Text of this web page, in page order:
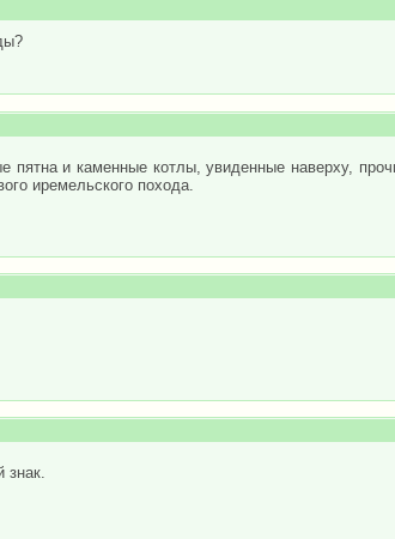
пятна и каменные котлы, увиденные наверху,
иремельского похода.
знак.